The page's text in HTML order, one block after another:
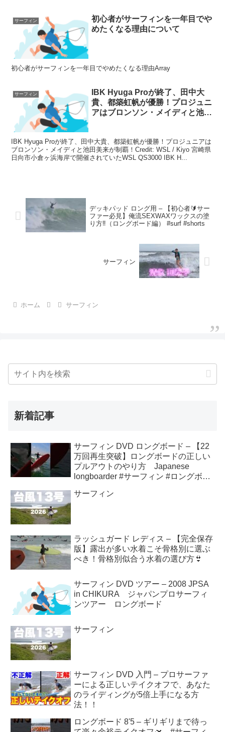
サーフィン
初心者がサーフィンを一年目でや
めたくなる理由について
初心者がサーフィンを一年目でやめたくなる理由Array
サーフィン
IBK Hyuga Proが終了、田中大
貴、都築虹帆が優勝！プロジュニ
アはブロンソン・メイディと池田
IBK Hyuga Proが終了、田中大貴、都築虹帆が優勝！プロジュニアは
ブロンソン・メイディと池田美来が制覇！Credit: WSL / Kiyo 宮崎県
日向市小倉ヶ浜海岸で開催されていたWSL QS3000 IBK H...
デッキパッド ロング用 – 【初心者🔰サー
ファー必見】俺流SEXWAXワックスの塗
り方‼️（ロングボード編） #surf #shorts
サーフィン
ホーム サーフィン
新着記事
サーフィン DVD ロングボード – 【22
万回再生突破】ロングボードの正しい
プルアウトのやり方 Japanese
longboarder #サーフィン #ロングボー
サーフィン
ラッシュガード レディス – 【完全保存
版】露出が多い水着こそ骨格別に選ぶ
べき！骨格別似合う水着の選び方👙
サーフィン DVD ツアー – 2008 JPSA
in CHIKURA ジャパンプロサーフィ
ンツアー ロングボード
サーフィン
サーフィン DVD 入門 – プロサーファ
ーによる正しいテイクオフで、あなた
のライディングが5倍上手になる方
法！！
ロングボード 8'5 – ギリギリまで待っ